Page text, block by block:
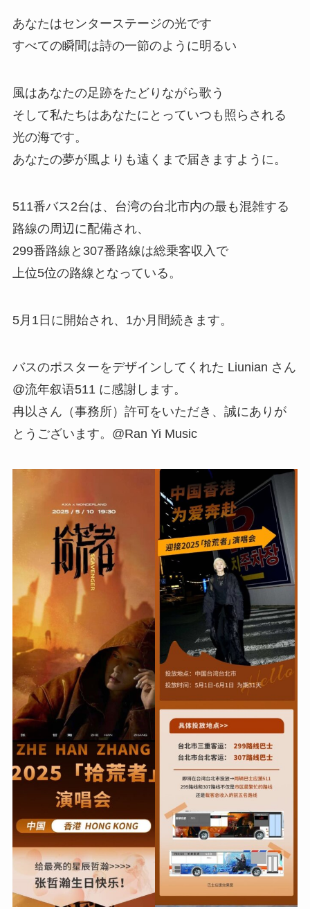
あなたはセンターステージの光です
すべての瞬間は詩の一節のように明るい
風はあなたの足跡をたどりながら歌う
そして私たちはあなたにとっていつも照らされる
光の海です。
あなたの夢が風よりも遠くまで届きますように。
511番バス2台は、台湾の台北市内の最も混雑する
路線の周辺に配備され、
299番路線と307番路線は総乗客収入で
上位5位の路線となっている。
5月1日に開始され、1か月間続きます。
バスのポスターをデザインしてくれた Liunian さん
@流年叙语511 に感謝します。
冉以さん（事務所）許可をいただき、誠にありが
とうございます。@Ran Yi Music